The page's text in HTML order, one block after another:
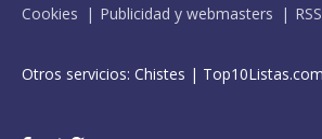
Cookies
Publicidad y webmasters RSS
Otros servicios: Chistes | Top10Listas.com